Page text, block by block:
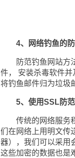
4、网络钓鱼的
防范钓鱼网站方法
件， 安装杀毒软件
将钓鱼邮件归为垃圾
5、使用SSL防
传统的网络服务程
们在网络上用明文传
器），我们可以采用
这些加密的数据也是